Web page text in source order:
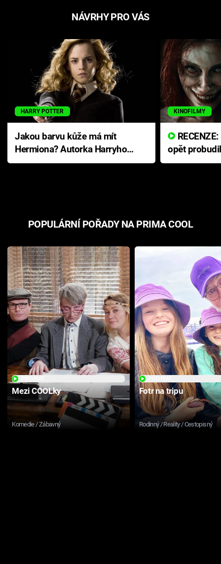
NÁVRHY PRO VÁS
HARRY POTTER
Jakou barvu kůže má mít
Hermiona? Autorka Harryho
Pottera přišla s ráznou
KINOFILMY
opět
přichází s
POPULÁRNÍ POŘADY NA PRIMA COOL
Mezi COOLky
Komedie / Zábavný
Fotr na tripu
Rodinný / Reality / Cestopisný